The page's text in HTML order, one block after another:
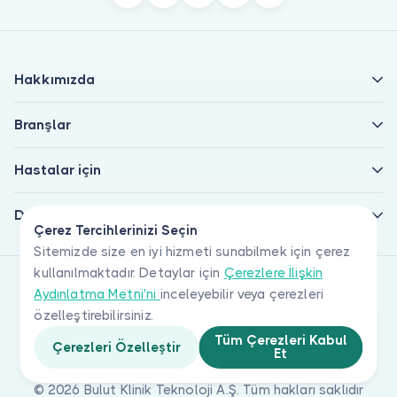
Çerez Tercihlerinizi Seçin
Sitemizde size en iyi hizmeti sunabilmek için çerez
kullanılmaktadır. Detaylar için Çerezlere İlişkin
Aydınlatma Metni'ni inceleyebilir veya çerezleri
özelleştirebilirsiniz.
Çerezleri Özelleştir
Tüm Çerezleri Kabul
Et
Hakkımızda
Branşlar
Hastalar için
Doktorlar için
© 2026 Bulut Klinik Teknoloji A.Ş. Tüm hakları saklıdır